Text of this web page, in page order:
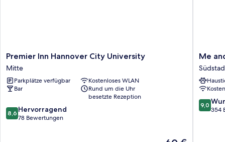
Premier
Inn
Hannover
City
University
Premier Inn Hannover City University
Mitte
Parkplätze verfügbar
Kostenloses WLAN
Bar
Rund um die Uhr
besetzte Rezeption
8.6
von
8,6 Hervorragend
78 Bewertungen
Me
and
All
Hotel
by
Hyatt
Me
9.0
von
9,0
354